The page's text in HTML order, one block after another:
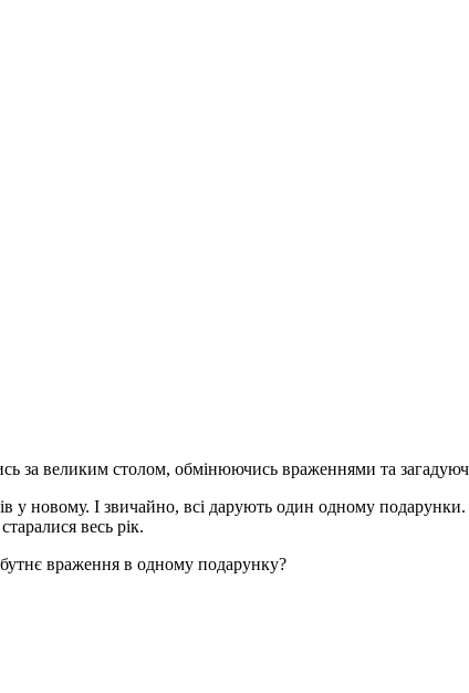
за великим столом, обмінюючись враженнями та
у новому. І звичайно, всі дарують один одному
весь рік.
враження в одному подарунку?